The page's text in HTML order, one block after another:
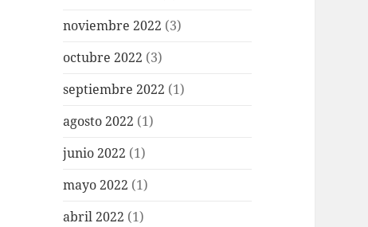
noviembre 2022 (3)
octubre 2022 (3)
septiembre 2022 (1)
agosto 2022 (1)
junio 2022 (1)
mayo 2022 (1)
abril 2022 (1)